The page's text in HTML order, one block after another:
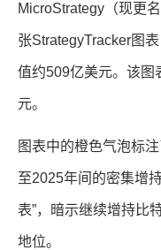
MicroStrategy（现更
张StrategyTracker图
值约509亿美元。该图
元。
图表中的橙色气泡标
至2025年间的密集增
表”，暗示继续增持比
地位。